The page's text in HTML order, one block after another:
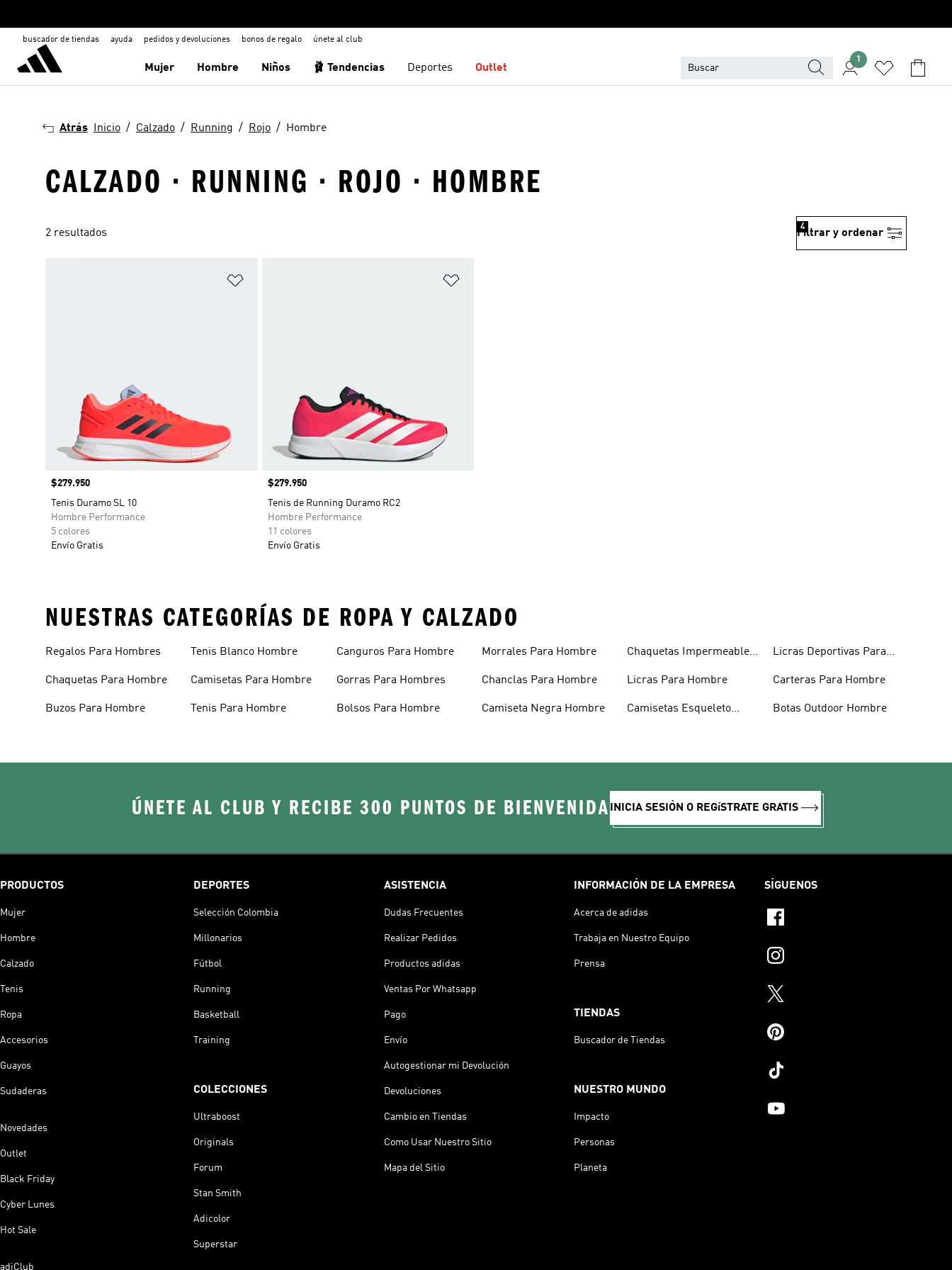
buscador de tiendas ayuda pedidos y devoluciones bonos de regalo únete al club
Mujer Hombre Niños 🩰 Tendencias Deportes Outlet
1
Atrás Inicio Calzado Running Rojo Hombre
CALZADO · RUNNING · ROJO · HOMBRE
2 resultados Filtrar y ordenar
4
Precio
$279.950
Tenis Duramo SL 10
Hombre Performance
5 colores
Envío Gratis
Precio
$279.950
Tenis de Running Duramo RC2
Hombre Performance
11 colores
Envío Gratis
NUESTRAS CATEGORÍAS DE ROPA Y CALZADO
Regalos Para Hombres
Chaquetas Para Hombre
Buzos Para Hombre
Tenis Blanco Hombre
Camisetas Para Hombre
Tenis Para Hombre
Canguros Para Hombre
Gorras Para Hombres
Bolsos Para Hombre
Morrales Para Hombre
Chanclas Para Hombre
Camiseta Negra Hombre
Chaquetas Impermeables
Licras Para Hombre
Camisetas Esqueleto
Licras Deportivas Para
Carteras Para Hombre
Botas Outdoor Hombre
ÚNETE AL CLUB Y RECIBE 300 PUNTOS DE BIENVENIDA INICIA SESIÓN O REGíSTRATE GRATIS
PRODUCTOS
Mujer
Hombre
Calzado
Tenis
Ropa
Accesorios
Guayos
Sudaderas
Novedades
Outlet
Black Friday
Cyber Lunes
Hot Sale
adiClub
DEPORTES
Selección Colombia
Millonarios
Fútbol
Running
Basketball
Training
COLECCIONES
Ultraboost
Originals
Forum
Stan Smith
Adicolor
Superstar
ASISTENCIA
Dudas Frecuentes
Realizar Pedidos
Productos adidas
Ventas Por Whatsapp
Pago
Envío
Autogestionar mi Devolución
Devoluciones
Cambio en Tiendas
Como Usar Nuestro Sitio
Mapa del Sitio
INFORMACIÓN DE LA EMPRESA
Acerca de adidas
Trabaja en Nuestro Equipo
Prensa
TIENDAS
Buscador de Tiendas
NUESTRO MUNDO
Impacto
Personas
Planeta
SÍGUENOS